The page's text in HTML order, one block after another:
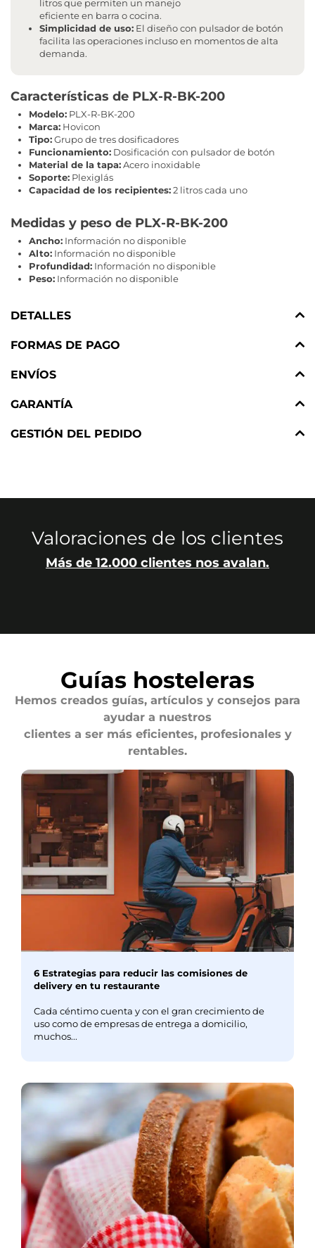
litros que permiten un manejo
eficiente en barra o cocina.
Simplicidad de uso: El diseño con pulsador de botón
facilita las operaciones incluso en momentos de alta
demanda.
Características de PLX-R-BK-200
Modelo: PLX-R-BK-200
Marca: Hovicon
Tipo:Grupo de tres dosificadores
Funcionamiento: Dosificación con pulsador de botón
Material de la tapa:Acero inoxidable
Soporte: Plexiglás
Capacidad de los recipientes:2 litros cada uno
Medidas y peso de PLX-R-BK-200
Ancho: Información no disponible
Alto: Información no disponible
Profundidad: Información no disponible
Peso: Información no disponible
DETALLES
FORMAS DE PAGO
ENVÍOS
GARANTÍA
GESTIÓN DEL PEDIDO
Valoraciones de los clientes
Más de 12.000 clientes nos avalan.
Guías hosteleras
Hemos creados guías, artículos y consejos para
ayudar a nuestros
clientes a ser más eficientes, profesionales y
rentables.
6 Estrategias para reducir las comisiones de
delivery en tu restaurante
Cada céntimo cuenta y con el gran crecimiento de
uso como de empresas de entrega a domicilio,
muchos...